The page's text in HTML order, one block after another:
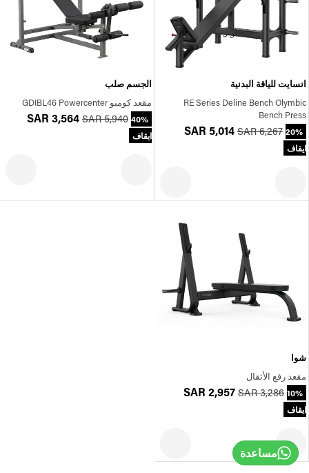
انسايت للياقة البدنية
RE Series Deline Bench Olymbic
Bench Press
SAR 5,014 SAR 6,267 20%
ايقاف
الجسم صلب
مقعد كومبو GDIBL46 Powercenter
SAR 3,564 SAR 5,940 40%
ايقاف
شوا
مقعد رفع الأثقال
SAR 2,957 SAR 3,286 10%
ايقاف
مساعدة